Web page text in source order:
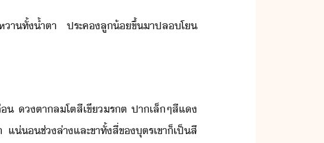
า​ทั้​้ำตา​ ​ประค​ลู​้​ขึ้​าป​ล​โ​
​ตา​ล​โตสี​เขี​รต​ ​ปา​เล็​ๆ​สีแ​
​ช่​ล่า​และ​ขา​ทั้​สี่​ข​ุตร​เขา​็​เป็​สี​